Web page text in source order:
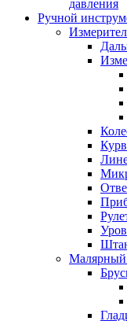
давления
Ручной
Малярный